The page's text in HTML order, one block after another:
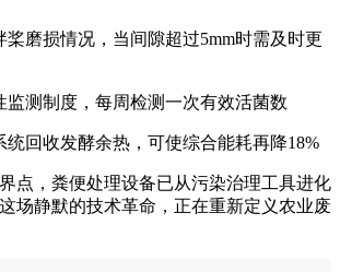
桨磨损情况，当间隙超过5mm时需及时更
监测制度，每周检测一次有效活菌数
统回收发酵余热，可使综合能耗再降18%
点，粪便处理设备已从污染治理工具进化
场静默的技术革命，正在重新定义农业废